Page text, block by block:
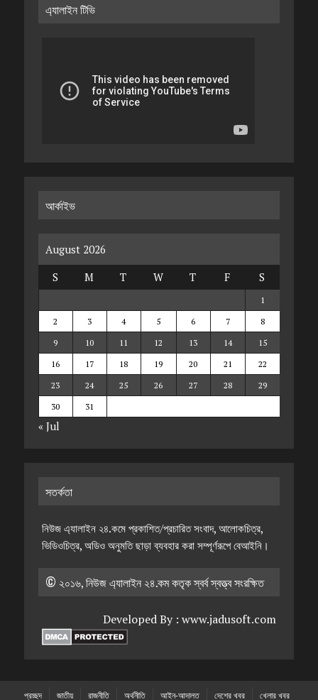
এ্যালাইন টিভি
আর্কাইভ
August 2026
S
M T W T F S
1
2
3 4 5 6 7
8
9
10 11 12 13 14
15
16
17 18 19 20 21
22
23
24 25 26 27 28
29
30
31
« Jul
সতর্কতা
নিউজ এ্যালাইন ২৪.কমে প্রকাশিত/প্রচারিত সংবাদ, আলোকচিত্র,
ভিডিওচিত্র, অডিও অনুমতি ছাড়া ব্যবহার করা সম্পূর্ণরূপে বেআইনি।
© ২০১৬, নিউজ এ্যালাইন ২৪.কম কতৃক স্বর্ব স্বত্ত্ব সংরক্ষিত
Developed By :www.jadusoft.com
প্রচ্ছদ জাতীয় রাজনীতি অর্থনীতি আইন-আদালত দেশের খবর খেলার খবর